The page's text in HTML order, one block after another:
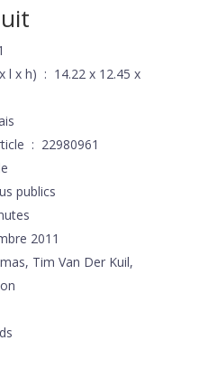
Dimensions du produit (L x l x h) ‏ : ‎ 14.22 x 12.45 x
Numéro du modèle de l’article ‏ : ‎ 22980961
publics
2011
Tim Van Der Kuil,